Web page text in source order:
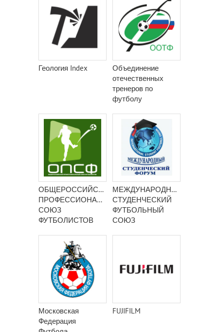
Геология Index
Объединение
отечественных
тренеров по
футболу
ОБЩЕРОССИЙСКИЙ
ПРОФЕССИОНАЛЬНЫЙ
СОЮЗ
ФУТБОЛИСТОВ
МЕЖДУНАРОДНЫЙ
СТУДЕНЧЕСКИЙ
ФУТБОЛЬНЫЙ
СОЮЗ
Московская
Федерация
FUJIFILM